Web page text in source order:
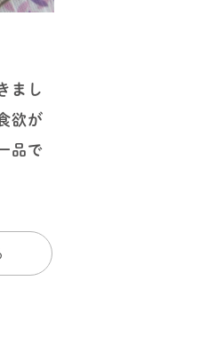
まし
欲が
品で